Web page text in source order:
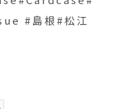
#島根#松江